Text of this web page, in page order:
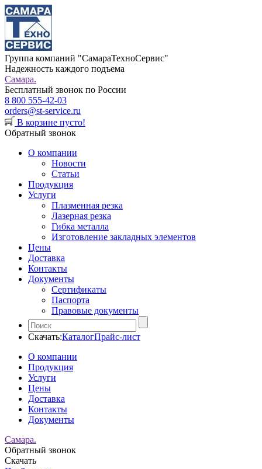
Группа компаний "СамараТехноСервис"
Надежность каждого подъема
Самара.
Бесплатный звонок по России
8 800 555-42-03
orders@st-service.ru
В корзине пусто!
Обратный звонок
О компании
Новости
Статьи
Продукция
Услуги
Плазменная резка
Лазерная резка
Гибка металла
Изготовление закладных элементов
Цены
Доставка
Контакты
Документы
Сертификаты
Паспорта
Правовые документы
Скачать:КаталогПрайс-лист
О компании
Продукция
Услуги
Цены
Доставка
Контакты
Документы
Самара.
Обратный звонок
Скачать